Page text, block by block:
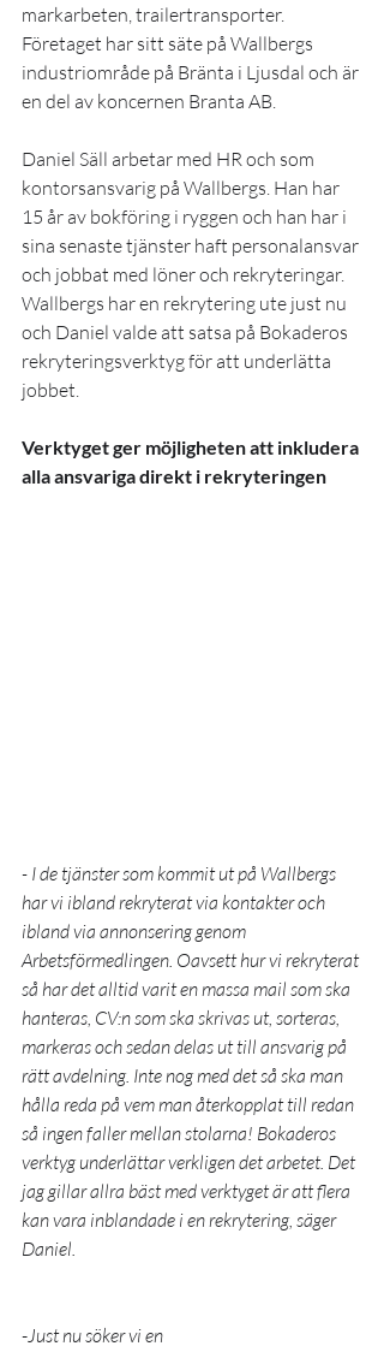
markarbeten, trailertransporter.
Företaget har sitt säte på Wallbergs
industriområde på Bränta i Ljusdal och är
en del av koncernen Branta AB.
Daniel Säll arbetar med HR och som
kontorsansvarig på Wallbergs. Han har
15 år av bokföring i ryggen och han har i
sina senaste tjänster haft personalansvar
och jobbat med löner och rekryteringar.
Wallbergs har en rekrytering ute just nu
och Daniel valde att satsa på Bokaderos
rekryteringsverktyg för att underlätta
jobbet.
Verktyget ger möjligheten att inkludera
alla ansvariga direkt i rekryteringen
- I de tjänster som kommit ut på Wallbergs
har vi ibland rekryterat via kontakter och
ibland via annonsering genom
Arbetsförmedlingen. Oavsett hur vi rekryterat
så har det alltid varit en massa mail som ska
hanteras, CV:n som ska skrivas ut, sorteras,
markeras och sedan delas ut till ansvarig på
rätt avdelning. Inte nog med det så ska man
hålla reda på vem man återkopplat till redan
så ingen faller mellan stolarna! Bokaderos
verktyg underlättar verkligen det arbetet. Det
jag gillar allra bäst med verktyget är att flera
kan vara inblandade i en rekrytering, säger
Daniel.
-Just nu söker vi en